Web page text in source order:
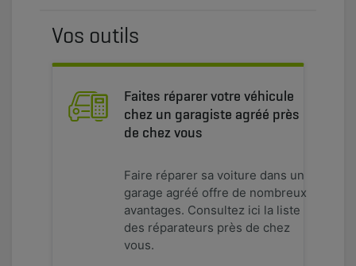
Vos outils
Faites réparer votre véhicule
chez un garagiste agréé près
de chez vous
Faire réparer sa voiture dans un
garage agréé offre de nombreux
avantages. Consultez ici la liste
des réparateurs près de chez
vous.